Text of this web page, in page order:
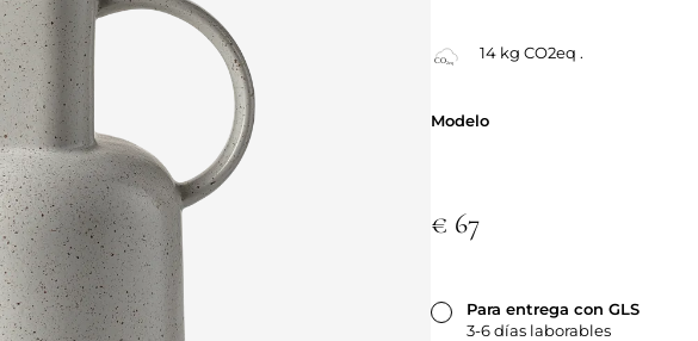
14 kg CO2eq .
Modelo
€ 67
Para entrega con GLS
3-6 días laborables